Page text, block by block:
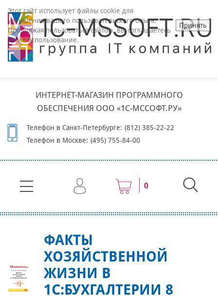
ИНТЕРНЕТ-МАГАЗИН ПРОГРАММНОГО
ОБЕСПЕЧЕНИЯ ООО «1С-МССОФТ.РУ»
Телефон в Санкт-Петербурге: (812) 385-22-22
Телефон в Москве: (495) 755-84-00
0
ФАКТЫ
ХОЗЯЙСТВЕННОЙ
ЖИЗНИ В
1С:БУХГАЛТЕРИИ 8
Этот сайт использует файлы cookie для
улучшения вашего пользовательского опыта.
Продолжая пользоваться сайтом, вы соглашаетесь
на их использование.
Принять